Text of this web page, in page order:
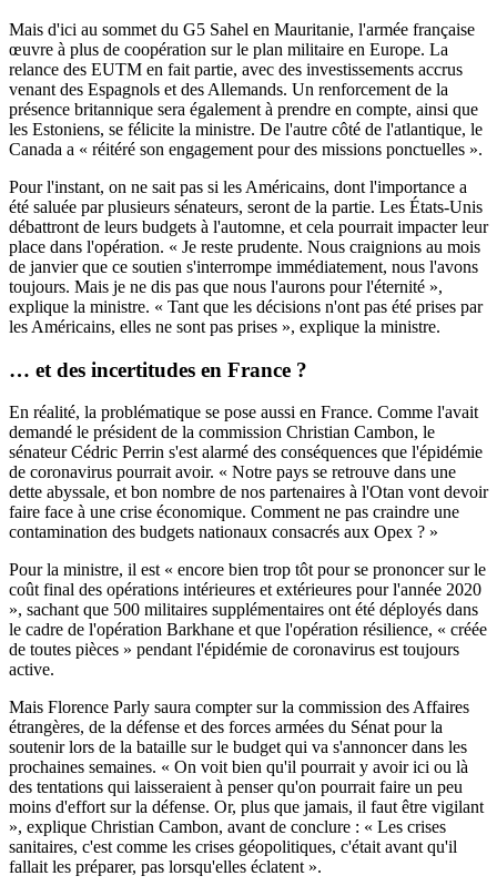
Mais d'ici au sommet du G5 Sahel en Mauritanie, l'armée française
œuvre à plus de coopération sur le plan militaire en Europe. La
relance des EUTM en fait partie, avec des investissements accrus
venant des Espagnols et des Allemands. Un renforcement de la
présence britannique sera également à prendre en compte, ainsi que
les Estoniens, se félicite la ministre. De l'autre côté de l'atlantique, le
Canada a « réitéré son engagement pour des missions ponctuelles ».
Pour l'instant, on ne sait pas si les Américains, dont l'importance a
été saluée par plusieurs sénateurs, seront de la partie. Les États-Unis
débattront de leurs budgets à l'automne, et cela pourrait impacter leur
place dans l'opération. « Je reste prudente. Nous craignions au mois
de janvier que ce soutien s'interrompe immédiatement, nous l'avons
toujours. Mais je ne dis pas que nous l'aurons pour l'éternité »,
explique la ministre. « Tant que les décisions n'ont pas été prises par
les Américains, elles ne sont pas prises », explique la ministre.
… et des incertitudes en France ?
En réalité, la problématique se pose aussi en France. Comme l'avait
demandé le président de la commission Christian Cambon, le
sénateur Cédric Perrin s'est alarmé des conséquences que l'épidémie
de coronavirus pourrait avoir. « Notre pays se retrouve dans une
dette abyssale, et bon nombre de nos partenaires à l'Otan vont devoir
faire face à une crise économique. Comment ne pas craindre une
contamination des budgets nationaux consacrés aux Opex ? »
Pour la ministre, il est « encore bien trop tôt pour se prononcer sur le
coût final des opérations intérieures et extérieures pour l'année 2020
», sachant que 500 militaires supplémentaires ont été déployés dans
le cadre de l'opération Barkhane et que l'opération résilience, « créée
de toutes pièces » pendant l'épidémie de coronavirus est toujours
active.
Mais Florence Parly saura compter sur la commission des Affaires
étrangères, de la défense et des forces armées du Sénat pour la
soutenir lors de la bataille sur le budget qui va s'annoncer dans les
prochaines semaines. « On voit bien qu'il pourrait y avoir ici ou là
des tentations qui laisseraient à penser qu'on pourrait faire un peu
moins d'effort sur la défense. Or, plus que jamais, il faut être vigilant
», explique Christian Cambon, avant de conclure : « Les crises
sanitaires, c'est comme les crises géopolitiques, c'était avant qu'il
fallait les préparer, pas lorsqu'elles éclatent ».